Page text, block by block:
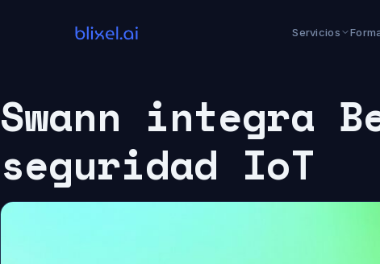
Servicios
Swann integra
seguridad IoT